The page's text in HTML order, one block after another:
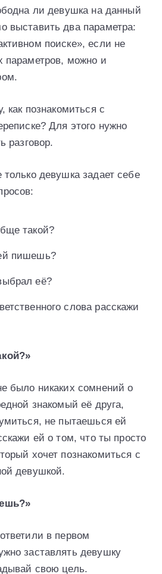
ли девушка на данный
выставить два параметра:
поиске», если не
параметров, можно и
как познакомиться с
Для этого нужно
разговор.
девушка задает себе
такой?
пишешь?
её?
слова расскажи
было никаких сомнений о
знакомый её друга,
не пытаешься ей
ей о том, что ты просто
хочет познакомиться с
девушкой.
в первом
заставлять девушку
свою цель.